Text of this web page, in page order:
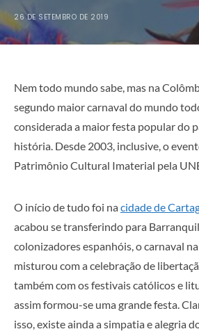
26 DE SETEMBRO DE 2019
Nem todo mundo sabe, mas na
segundo maior carnaval do mundo
considerada a maior festa popular do
história. Desde 2003, inclusive, o
Patrimônio Cultural Imaterial pela
O início de tudo foi nacidade de
acabou se transferindo para
colonizadores espanhóis, o carnaval
misturou com a celebração de
também com os festivais católicos e
assim formou-se uma grande festa.
isso, existe ainda a simpatia e alegria